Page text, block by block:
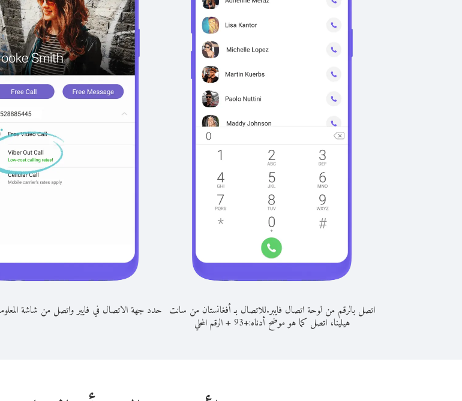
اتصل بالرقم من لوحة اتصال فايبر.للاتصال بـ أفغانستان من سانت
هيلينا، اتصل كما هو موضح أدناه:+
93
+الرقم المحلي
حدد جهة الاتصال في فايبر واتصل من شاشة